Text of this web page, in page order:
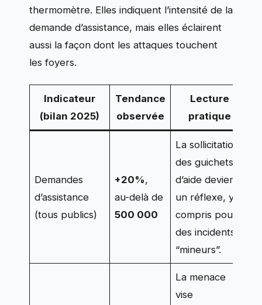
thermomètre. Elles indiquent l’intensité de la
demande d’assistance, mais elles éclairent
aussi la façon dont les attaques touchent
les foyers.
Indicateur
(bilan 2025)
Tendance
observée
Lecture
pratique
Demandes
d’assistance
(tous publics)
+20%,
au-delà de
500 000
La sollicitation
des guichets
d’aide devient
un réflexe, y
compris pour
des incidents
“mineurs”.
La menace
vise